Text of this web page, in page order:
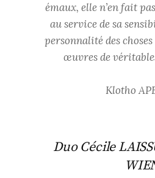
émaux, elle n’en fait
au service de sa
personnalité des
œuvres de
Klotho
Duo Cécile